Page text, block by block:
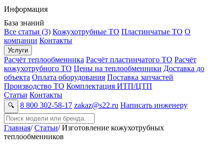
Информация
База знаний
Все статьи (3) Кожухотрубные ТО Пластинчатые ТО О
компании Контакты
Услуги
Расчёт теплообменника Расчёт пластинчатого ТО Расчёт
кожухотрубного ТО Цены на теплообменники Доставка до
объекта Оплата оборудования Поставка запчастей
Производство ТО Комплектация ИТП/ЦТП
Статьи Контакты
🔍 8 800 302-58-17 zakaz@s22.ru Написать инженеру
Главная/ Статьи/Изготовление кожухотрубных
теплообменников